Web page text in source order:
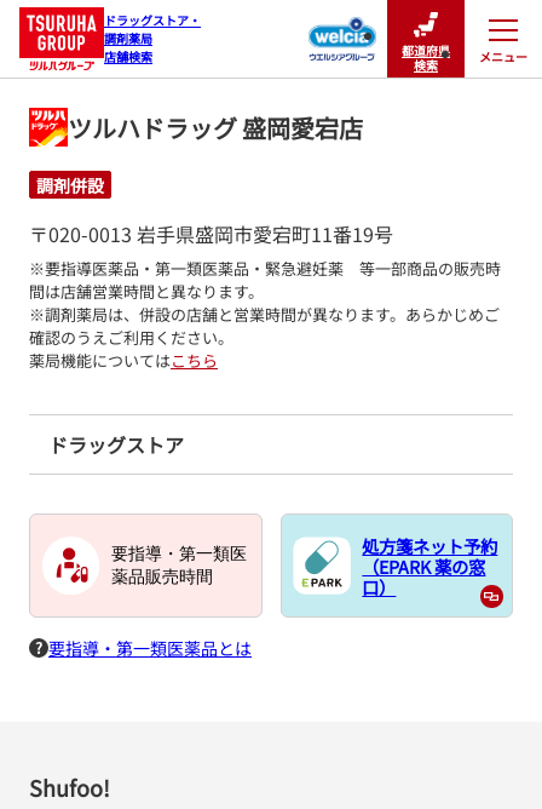
ドラッグストア・
調剤薬局
店舗検索
都道府県
検索
メニュー
閉じる
ツルハドラッグ 盛岡愛宕店
調剤併設
〒020-0013 岩手県盛岡市愛宕町11番19号
※要指導医薬品・第一類医薬品・緊急避妊薬　等一部商品の販売時
間は店舗営業時間と異なります。
※調剤薬局は、併設の店舗と営業時間が異なります。あらかじめご
確認のうえご利用ください。
薬局機能についてはこちら
ドラッグストア
要指導・第一類医
薬品販売時間
処方箋ネット予約
（EPARK 薬の窓
口）
要指導・第一類医薬品とは
Shufoo!